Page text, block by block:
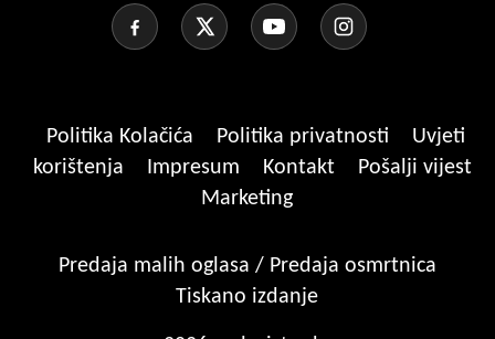
Politika Kolačića Politika privatnosti
Uvjeti
korištenja
Impresum Kontakt
Pošalji vijest
Marketing
Predaja malih oglasa / Predaja osmrtnica
Tiskano izdanje